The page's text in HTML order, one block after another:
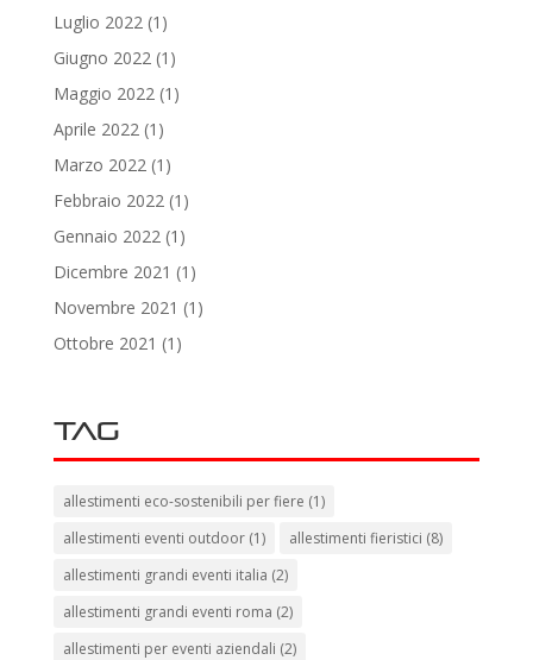
Luglio 2022(1)
Giugno 2022(1)
Maggio 2022(1)
Aprile 2022(1)
Marzo 2022(1)
Febbraio 2022(1)
Gennaio 2022(1)
Dicembre 2021 (1)
Novembre 2021 (1)
Ottobre 2021 (1)
Tag
allestimenti eco-sostenibili per fiere (1)
allestimenti eventi outdoor(1) allestimenti fieristici (8)
allestimenti grandi eventi italia (2)
allestimenti grandi eventi roma (2)
allestimenti per eventi aziendali (2)